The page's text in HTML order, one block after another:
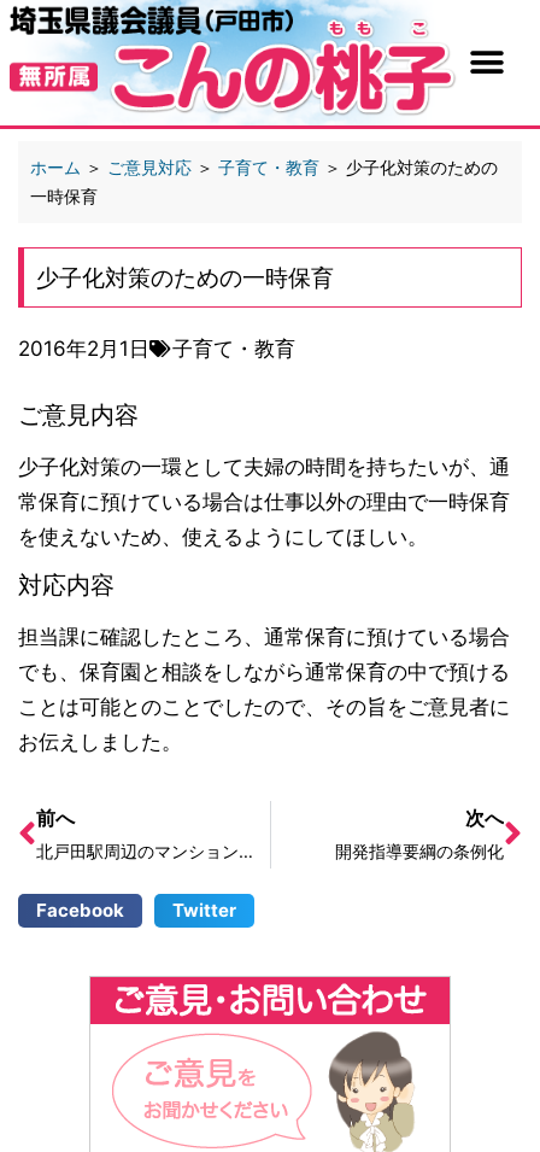
ホーム ＞ ご意見対応 ＞ 子育て・教育 ＞ 少子化対策のための
一時保育
少子化対策のための一時保育
2016年2月1日 子育て・教育
ご意見内容
少子化対策の一環として夫婦の時間を持ちたいが、通
常保育に預けている場合は仕事以外の理由で一時保育
を使えないため、使えるようにしてほしい。
対応内容
担当課に確認したところ、通常保育に預けている場合
でも、保育園と相談をしながら通常保育の中で預ける
ことは可能とのことでしたので、その旨をご意見者に
お伝えしました。
前へ
北戸田駅周辺のマンションの不法駐輪
次へ
開発指導要綱の条例化
Facebook Twitter